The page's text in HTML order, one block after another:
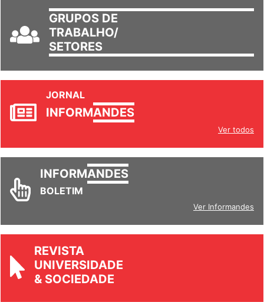
GRUPOS DE
TRABALHO/
SETORES
JORNAL
INFORMANDES
Ver todos
INFORMANDES
BOLETIM
Ver Informandes
REVISTA
UNIVERSIDADE
& SOCIEDADE